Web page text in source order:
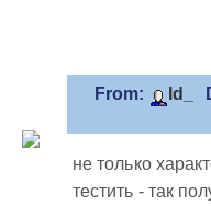
From: ld_
не только
тестить - так